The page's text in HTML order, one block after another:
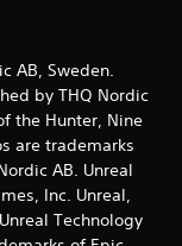
a
l
d
e
AB, Sweden.
by THQ Nordic
the Hunter, Nine
are trademarks
AB. Unreal
Inc. Unreal,
Technology